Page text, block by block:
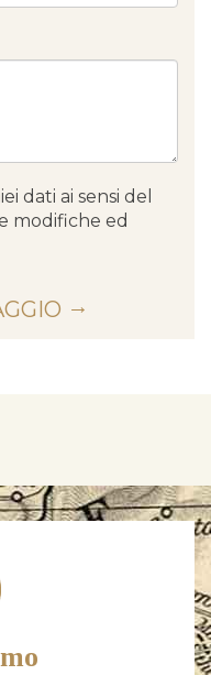
dati ai sensi del
modifiche ed